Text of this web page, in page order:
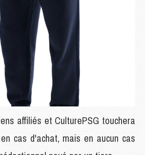
affiliés et CulturePSG touchera
cas d'achat, mais en aucun cas